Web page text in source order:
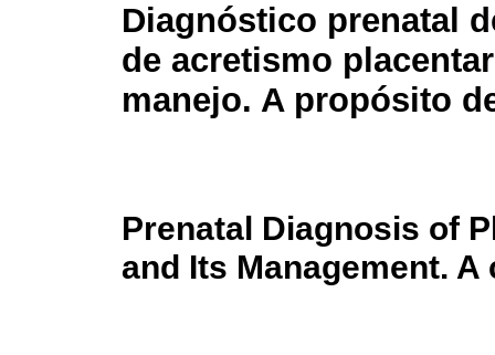
Diagnóstico prenatal
de acretismo
manejo. A propósito
Prenatal Diagnosis of
and Its Management. A